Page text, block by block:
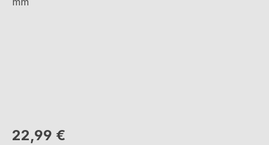
Regulärer Preis:
22,99 €